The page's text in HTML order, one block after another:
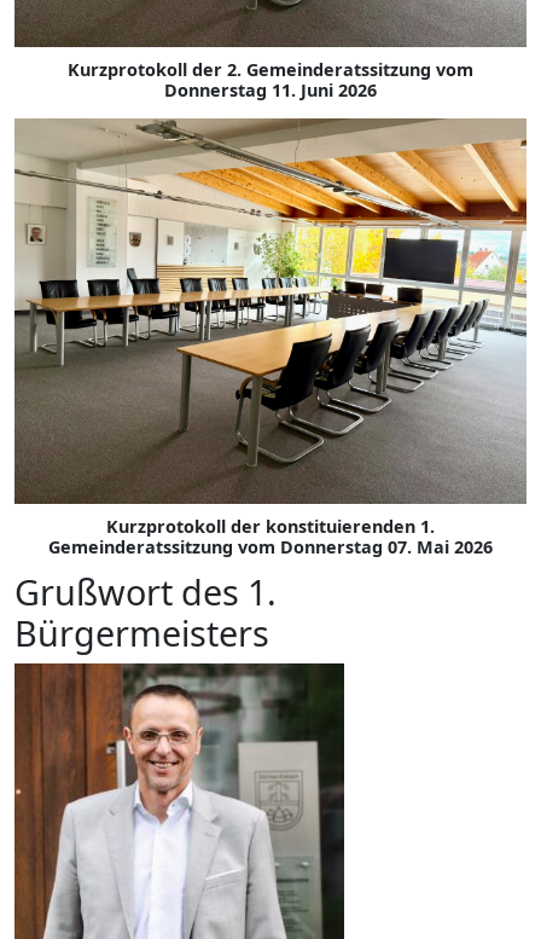
Kurzprotokoll der 2. Gemeinderatssitzung vom
Donnerstag 11. Juni 2026
Kurzprotokoll der konstituierenden 1.
Gemeinderatssitzung vom Donnerstag 07. Mai 2026
Grußwort des 1.
Bürgermeisters